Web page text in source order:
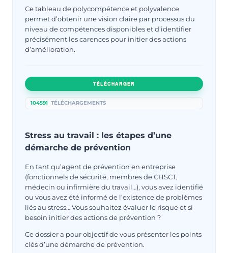
Ce tableau de polycompétence et polyvalence
permet d’obtenir une vision claire par processus du
niveau de compétences disponibles et d’identifier
précisément les carences pour initier des actions
d’amélioration.
TÉLÉCHARGER
104591 TÉLÉCHARGEMENTS
Stress au travail : les étapes d’une
démarche de prévention
En tant qu’agent de prévention en entreprise
(fonctionnels de sécurité, membres de CHSCT,
médecin ou infirmière du travail…), vous avez identifié
ou vous avez été informé de l’existence de problèmes
liés au stress… Vous souhaitez évaluer le risque et si
besoin initier des actions de prévention ?
Ce dossier a pour objectif de vous présenter les points
clés d’une démarche de prévention.